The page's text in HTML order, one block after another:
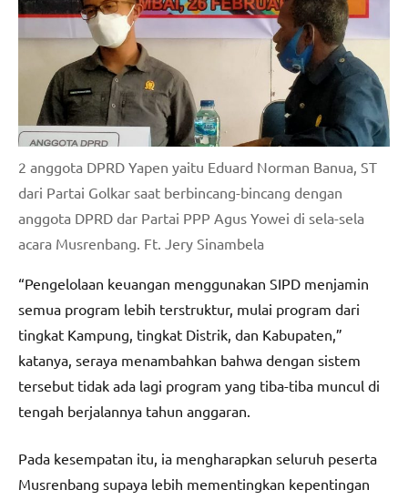
2 anggota DPRD Yapen yaitu Eduard Norman Banua, ST
dari Partai Golkar saat berbincang-bincang dengan
anggota DPRD dar Partai PPP Agus Yowei di sela-sela
acara Musrenbang. Ft. Jery Sinambela
“Pengelolaan keuangan menggunakan SIPD menjamin
semua program lebih terstruktur, mulai program dari
tingkat Kampung, tingkat Distrik, dan Kabupaten,”
katanya, seraya menambahkan bahwa dengan sistem
tersebut tidak ada lagi program yang tiba-tiba muncul di
tengah berjalannya tahun anggaran.
Pada kesempatan itu, ia mengharapkan seluruh peserta
Musrenbang supaya lebih mementingkan kepentingan